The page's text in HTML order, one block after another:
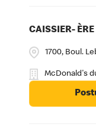
CAISSIER-
1700, Boul.
McDonald's